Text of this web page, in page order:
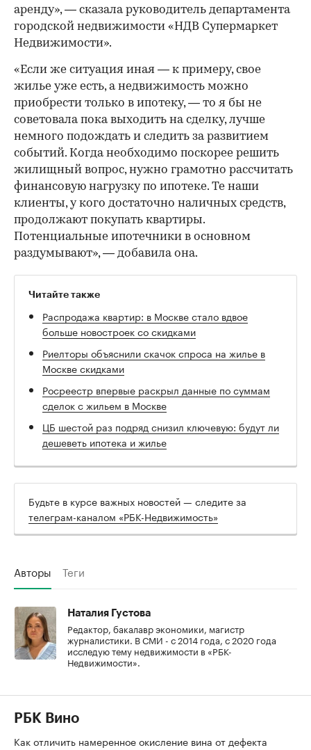
аренду», — сказала руководитель департамента
городской недвижимости «НДВ Супермаркет
Недвижимости».
«Если же ситуация иная — к примеру, свое
жилье уже есть, а недвижимость можно
приобрести только в ипотеку, — то я бы не
советовала пока выходить на сделку, лучше
немного подождать и следить за развитием
событий. Когда необходимо поскорее решить
жилищный вопрос, нужно грамотно рассчитать
финансовую нагрузку по ипотеке. Те наши
клиенты, у кого достаточно наличных средств,
продолжают покупать квартиры.
Потенциальные ипотечники в основном
раздумывают», — добавила она.
Читайте также
Распродажа квартир: в Москве стало вдвое
больше новостроек со скидками
Риелторы объяснили скачок спроса на жилье в
Москве скидками
Росреестр впервые раскрыл данные по суммам
сделок с жильем в Москве
ЦБ шестой раз подряд снизил ключевую: будут ли
дешеветь ипотека и жилье
Будьте в курсе важных новостей — следите за
телеграм-каналом «РБК-Недвижимость»
Авторы Теги
Наталия Густова
Редактор, бакалавр экономики, магистр
журналистики. В СМИ - с 2014 года, с 2020 года
исследую тему недвижимости в «РБК-
Недвижимости».
РБК Вино
Как отличить намеренное окисление вина от дефекта